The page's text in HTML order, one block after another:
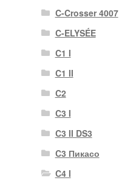
C-Crosser 4007
C-ELYSÉE
C1 I
C1 II
C2
C3 I
C3 II DS3
C3 Пикасо
C4 I